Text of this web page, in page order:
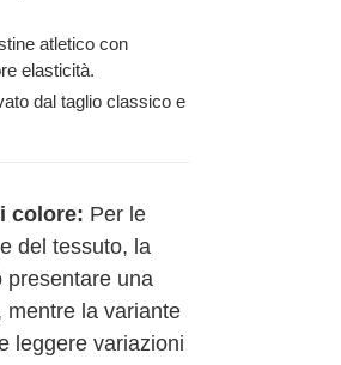
atletico con
elasticità.
dal taglio classico e
colore: Per le
del tessuto, la
presentare una
mentre la variante
leggere variazioni